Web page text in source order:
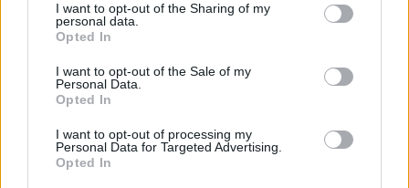
I want to opt-out of the Sharing of my
personal data.
Opted In
I want to opt-out of the Sale of my
Personal Data.
Opted In
I want to opt-out of processing my
Personal Data for Targeted Advertising.
Opted In
świętokradztwo, ale z drugiej strony, przekąski są
tam do kupienia i przewodnicy chyba są tego
świadomi?